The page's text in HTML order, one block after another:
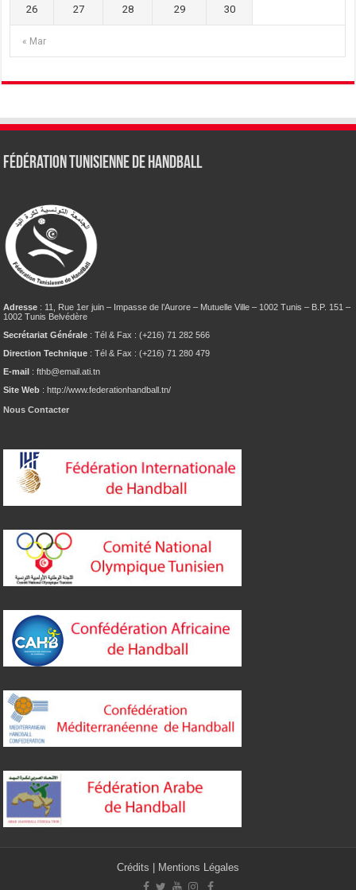
« Mar
26 27 28 29 30
Fédération tunisienne de Handball
Adresse : 11, Rue 1er juin – Impasse de l’Aurore – Mutuelle Ville – 1002 Tunis – B.P. 151 –
1002 Tunis Belvédère
Secrétariat Générale : Tél & Fax : (+216) 71 282 566
Direction Technique : Tél & Fax : (+216) 71 280 479
E-mail : fthb@email.ati.tn
Site Web : http://www.federationhandball.tn/
Nous Contacter
Crédits Mentions Légales